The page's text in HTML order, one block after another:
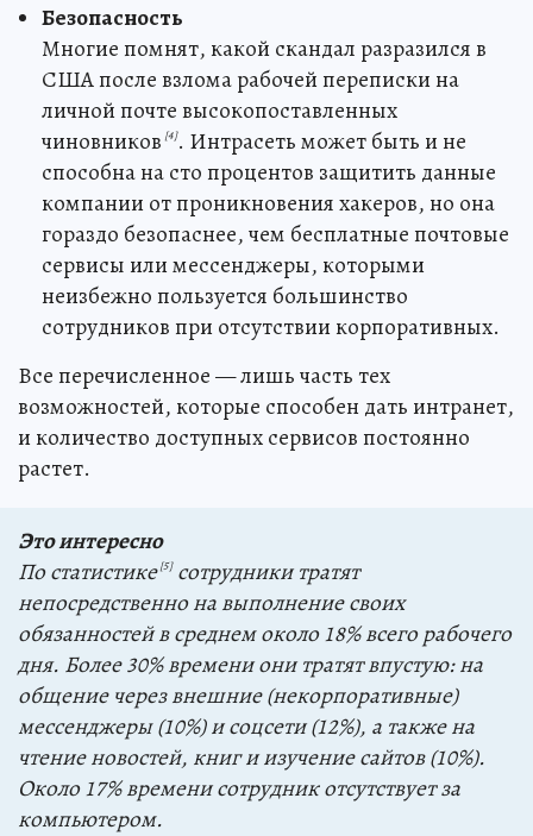
Безопасность
Многие помнят, какой скандал разразился в
США после взлома рабочей переписки на
личной почте высокопоставленных
чиновников [4]. Интрасеть может быть и не
способна на сто процентов защитить данные
компании от проникновения хакеров, но она
гораздо безопаснее, чем бесплатные почтовые
сервисы или мессенджеры, которыми
неизбежно пользуется большинство
сотрудников при отсутствии корпоративных.
Все перечисленное — лишь часть тех
возможностей, которые способен дать интранет,
и количество доступных сервисов постоянно
растет.
Это интересно
По статистике [5]сотрудники тратят
непосредственно на выполнение своих
обязанностей в среднем около 18% всего рабочего
дня. Более 30% времени они тратят впустую: на
общение через внешние (некорпоративные)
мессенджеры (10%) и соцсети (12%), а также на
чтение новостей, книг и изучение сайтов (10%).
Около 17% времени сотрудник отсутствует за
компьютером.